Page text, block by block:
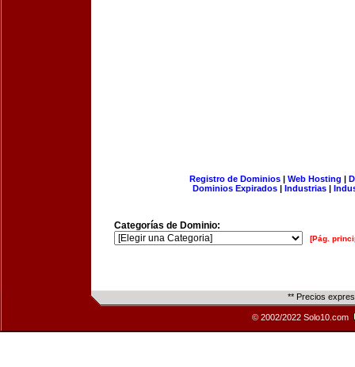
Registro de Dominios| Web Hosting |
Dominios Expirados | Industrias |
Categorías de Dominio:
[Pág.
** Precios
© 2002/2022 Solo10.com